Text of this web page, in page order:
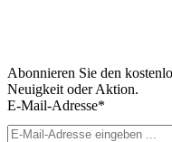
Abonnieren Sie den
Neuigkeit oder Aktion.
E-Mail-Adresse*